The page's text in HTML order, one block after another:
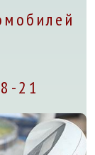
21